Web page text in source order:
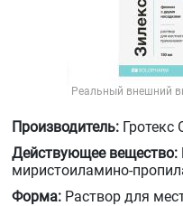
Реальный внешний
Производитель: Гротекс
Действующее вещество:
миристоиламино-
Форма: Раствор для